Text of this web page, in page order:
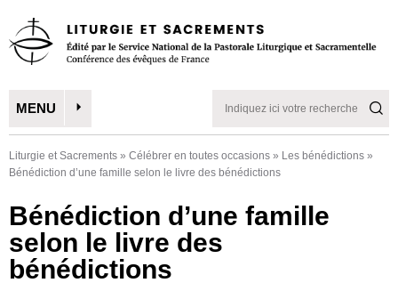
MENU
Liturgie et Sacrements » Célébrer en toutes occasions » Les bénédictions »
Bénédiction d’une famille selon le livre des bénédictions
Bénédiction d’une famille
selon le livre des
bénédictions